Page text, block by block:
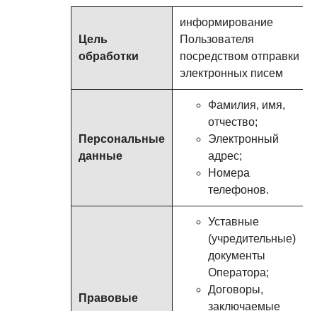
Цель
обработки
информирование
Пользователя
посредством отправки
электронных писем
Персональные
данные
Фамилия, имя,
отчество;
Электронный
адрес;
Номера
телефонов.
Правовые
Уставные
(учредительные)
документы
Оператора;
Договоры,
заключаемые